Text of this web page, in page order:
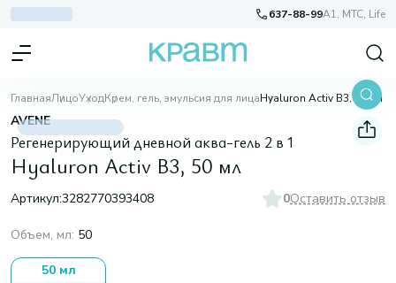
637-88-99A1, МТС, Life
ГлавнаяЛицоУходКрем, гель, эмульсия для лицаHyaluron Activ B3, 50 мл
AVENE
Регенерирующий дневной аква-гель 2 в 1
Hyaluron Activ B3, 50 мл
Артикул:3282770393408 0Оставить отзыв
Объем, мл: 50
50 мл